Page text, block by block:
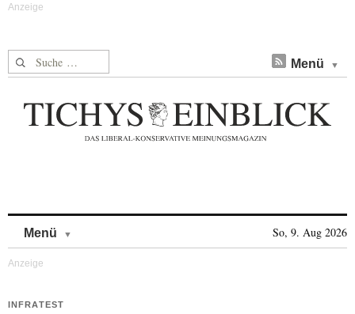
Suche nach: Menü
Menü So, 9. Aug 2026
INFRATEST